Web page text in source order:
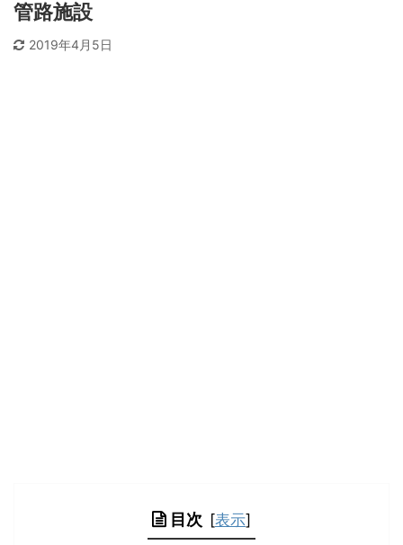
管路施設
2019年4月5日
目次 [表示]